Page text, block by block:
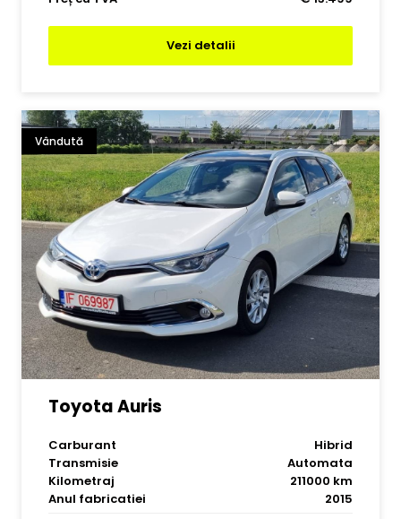
Vezi detalii
Vândută
Toyota Auris
Carburant
Hibrid
Transmisie
Automata
Kilometraj
211000 km
Anul fabricatiei
2015